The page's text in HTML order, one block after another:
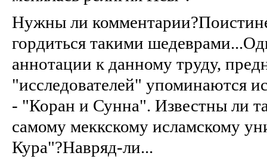
Нужны ли
гордиться такими
аннотации к данному труду,
"исследователей" упоминаются
- "Коран и Сунна". Известны ли
самому меккскому исламскому
Кура"?Навряд-ли...